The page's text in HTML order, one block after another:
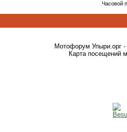
Часовой
Мотофорум Упыри.орг -
Карта посещений